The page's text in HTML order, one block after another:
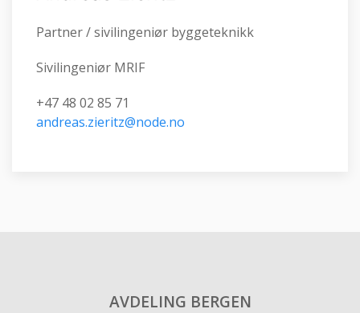
Partner / sivilingeniør byggeteknikk
Sivilingeniør MRIF
+47 48 02 85 71
andreas.zieritz@node.no
AVDELING BERGEN